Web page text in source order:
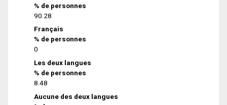
% de personnes
90.28
Français
% de personnes
0
Les deux langues
% de personnes
8.48
Aucune des deux langues